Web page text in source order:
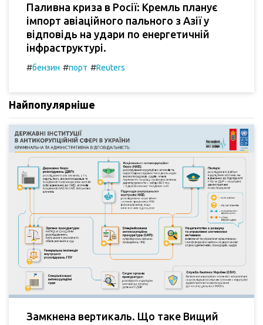
Паливна криза в Росії: Кремль планує
імпорт авіаційного пального з Азії у
відповідь на удари по енергетичній
інфраструктурі.
#бензин #порт #Reuters
Найпопулярніше
Замкнена вертикаль. Що таке Вищий